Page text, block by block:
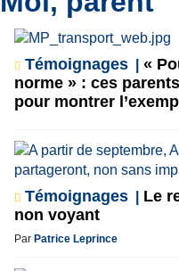
Témoignages
«
norme » : ces
pour montrer
Témoignages
Le
non voyant
Par Patrice Leprince